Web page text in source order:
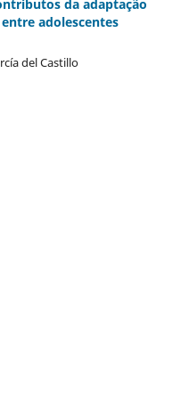
da adaptação
adolescentes
del Castillo